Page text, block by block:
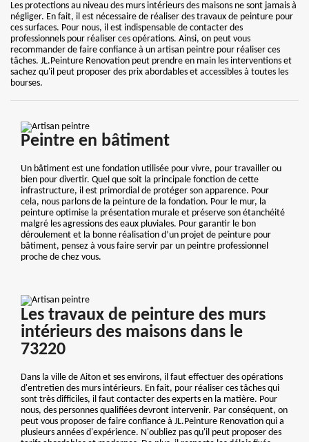
Les protections au niveau des murs intérieurs des maisons ne sont jamais à
négliger. En fait, il est nécessaire de réaliser des travaux de peinture pour
ces surfaces. Pour nous, il est indispensable de contacter des
professionnels pour réaliser ces opérations. Ainsi, on peut vous
recommander de faire confiance à un artisan peintre pour réaliser ces
tâches. JL.Peinture Renovation peut prendre en main les interventions et
sachez qu'il peut proposer des prix abordables et accessibles à toutes les
bourses.
Peintre en bâtiment
Un bâtiment est une fondation utilisée pour vivre, pour travailler ou
bien pour divertir. Quel que soit la principale fonction de cette
infrastructure, il est primordial de protéger son apparence. Pour
cela, nous parlons de la peinture de la fondation. Pour le mur, la
peinture optimise la présentation murale et préserve son étanchéité
malgré les agressions des eaux pluviales. Pour garantir le bon
déroulement et la bonne réalisation d’un projet de peinture pour
bâtiment, pensez à vous faire servir par un peintre professionnel
proche de chez vous.
Les travaux de peinture des murs
intérieurs des maisons dans le
73220
Dans la ville de Aiton et ses environs, il faut effectuer des opérations
d'entretien des murs intérieurs. En fait, pour réaliser ces tâches qui
sont très difficiles, il faut contacter des experts en la matière. Pour
nous, des personnes qualifiées devront intervenir. Par conséquent, on
peut vous proposer de faire confiance à JL.Peinture Renovation qui a
plusieurs années d'expérience. N'oubliez pas qu'il peut proposer des